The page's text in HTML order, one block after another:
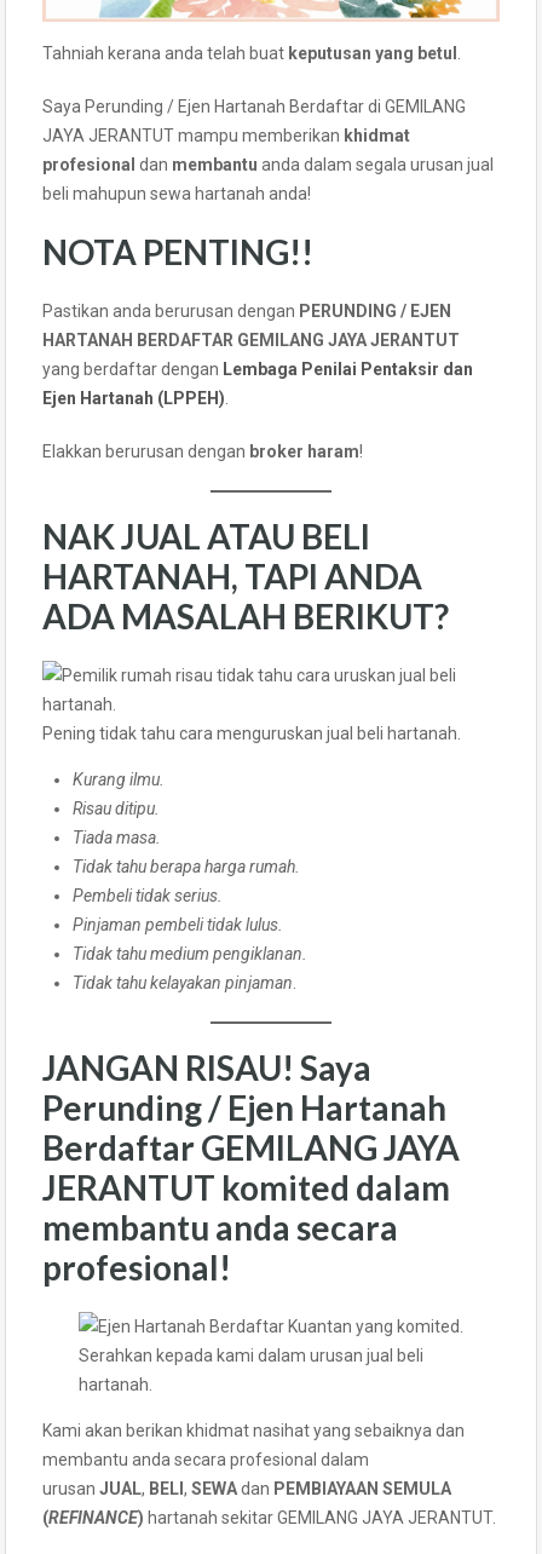
Tahniah kerana anda telah buat keputusan yang betul
Saya Perunding / Ejen Hartanah Berdaftar di GEMILANG
JAYA JERANTUT mampu memberikan khidmat
profesional dan membantu anda dalam segala urusan jual
beli mahupun sewa hartanah anda!
NOTA PENTING!!
Pastikan anda berurusan dengan PERUNDING / EJEN
HARTANAH BERDAFTAR GEMILANG JAYA JERANTUT
yang berdaftar dengan Lembaga Penilai Pentaksir dan
Ejen Hartanah (LPPEH)
Elakkan berurusan dengan broker haram!
NAK JUAL ATAU BELI
HARTANAH, TAPI ANDA
ADA MASALAH BERIKUT?
Pening tidak tahu cara menguruskan jual beli hartanah.
Kurang ilmu.
Risau ditipu.
Tiada masa.
Tidak tahu berapa harga rumah.
Pembeli tidak serius.
Pinjaman pembeli tidak lulus.
Tidak tahu medium pengiklanan.
Tidak tahu kelayakan pinjaman
JANGAN RISAU! Saya
Perunding / Ejen Hartanah
Berdaftar GEMILANG JAYA
JERANTUT komited dalam
membantu anda secara
profesional!
Serahkan kepada kami dalam urusan jual beli
hartanah.
Kami akan berikan khidmat nasihat yang sebaiknya dan
membantu anda secara profesional dalam
urusan JUAL, BELI , SEWAdan PEMBIAYAAN SEMULA
(REFINANCE) hartanah sekitar GEMILANG JAYA JERANTUT.